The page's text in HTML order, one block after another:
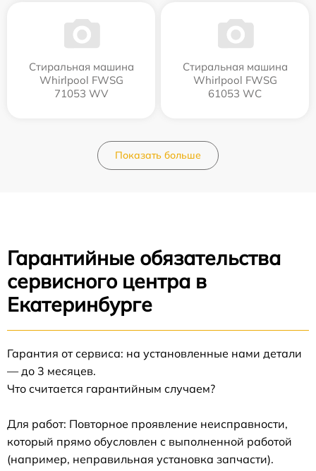
Стиральная машина
Whirlpool FWSG
71053 WV
Стиральная машина
Whirlpool FWSG
61053 WC
Показать больше
Гарантийные обязательства
сервисного центра в
Екатеринбурге
Гарантия от сервиса: на установленные нами детали
— до 3 месяцев.
Что считается гарантийным случаем?
Для работ: Повторное проявление неисправности,
который прямо обусловлен с выполненной работой
(например, неправильная установка запчасти).